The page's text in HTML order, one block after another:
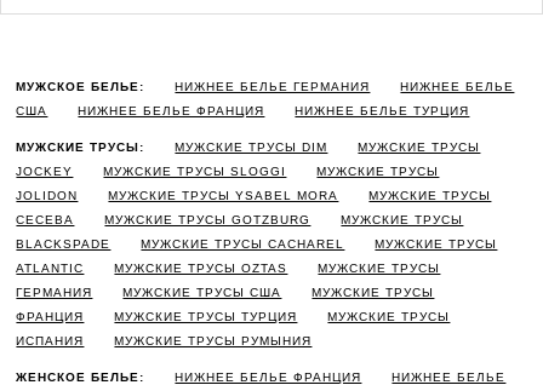
МУЖСКОЕ БЕЛЬЕ: НИЖНЕЕ БЕЛЬЕ ГЕРМАНИЯ
НИЖНЕЕ БЕЛЬЕ
США
НИЖНЕЕ БЕЛЬЕ ФРАНЦИЯ НИЖНЕЕ БЕЛЬЕ ТУРЦИЯ
МУЖСКИЕ ТРУСЫ: МУЖСКИЕ ТРУСЫ DIM
МУЖСКИЕ ТРУСЫ
JOCKEY
МУЖСКИЕ ТРУСЫ SLOGGI
МУЖСКИЕ ТРУСЫ
JOLIDON
МУЖСКИЕ ТРУСЫ YSABEL MORA
МУЖСКИЕ ТРУСЫ
CECEBA
МУЖСКИЕ ТРУСЫ GOTZBURG
МУЖСКИЕ ТРУСЫ
BLACKSPADE
МУЖСКИЕ ТРУСЫ CACHAREL
МУЖСКИЕ ТРУСЫ
ATLANTIC
МУЖСКИЕ ТРУСЫ OZTAS
МУЖСКИЕ ТРУСЫ
ГЕРМАНИЯ
МУЖСКИЕ ТРУСЫ США
МУЖСКИЕ ТРУСЫ
ФРАНЦИЯ
МУЖСКИЕ ТРУСЫ ТУРЦИЯ
МУЖСКИЕ ТРУСЫ
ИСПАНИЯ
МУЖСКИЕ ТРУСЫ РУМЫНИЯ
ЖЕНСКОЕ БЕЛЬЕ: НИЖНЕЕ БЕЛЬЕ ФРАНЦИЯ
НИЖНЕЕ БЕЛЬЕ